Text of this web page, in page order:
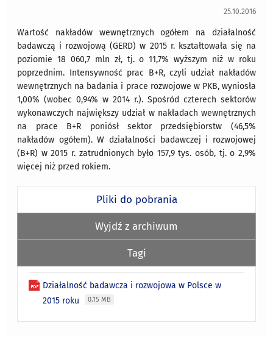
25.10.2016
Wartość nakładów wewnętrznych ogółem na działalność
badawczą i rozwojową (GERD) w 2015 r. kształtowała się na
poziomie 18 060,7 mln zł, tj. o 11,7% wyższym niż w roku
poprzednim. Intensywność prac B+R, czyli udział nakładów
wewnętrznych na badania i prace rozwojowe w PKB, wyniosła
1,00% (wobec 0,94% w 2014 r.). Spośród czterech sektorów
wykonawczych największy udział w nakładach wewnętrznych
na prace B+R poniósł sektor przedsiębiorstw (46,5%
nakładów ogółem). W działalności badawczej i rozwojowej
(B+R) w 2015 r. zatrudnionych było 157,9 tys. osób, tj. o 2,9%
więcej niż przed rokiem.
Pliki do pobrania
Wyjdź z archiwum
Tagi
Działalność badawcza i rozwojowa w Polsce w
2015 roku
0.15 MB